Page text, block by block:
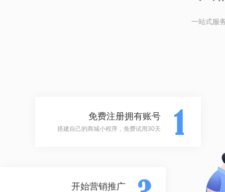
一站式服
免费注册拥有账号
搭建自己的商城小程序，免费试用30天
开始营销推广